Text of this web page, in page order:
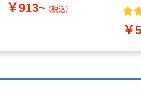
￥913~ （税込）
￥